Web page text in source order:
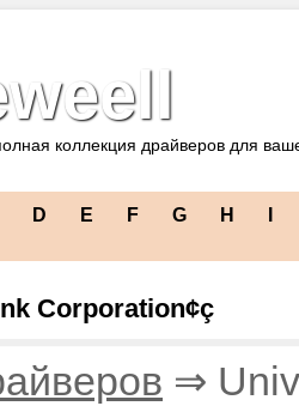
коллекция драйверов для
D E F G H
Corporation¢ç
⇒